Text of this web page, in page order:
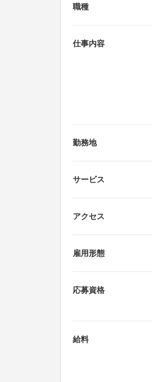
職種
仕事内容
勤務地
サービス
アクセス
雇用形態
応募資格
給料